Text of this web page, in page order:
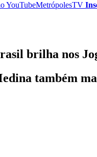
YouTubeMetrópolesTV
brilha nos
também